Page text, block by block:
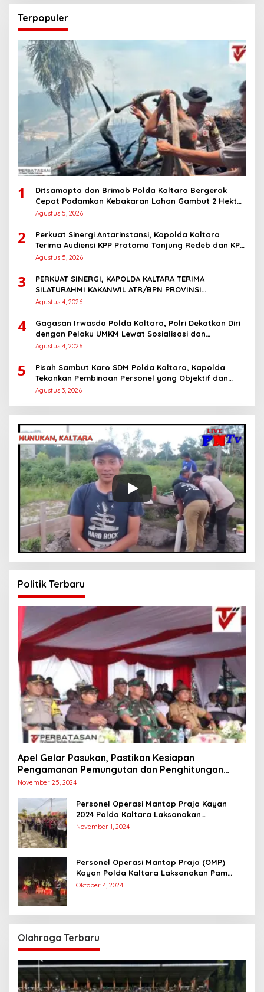
Terpopuler
1
Ditsamapta dan Brimob Polda Kaltara Bergerak
Cepat Padamkan Kebakaran Lahan Gambut 2 Hektar
di Bulungan
Agustus 5, 2026
2
Perkuat Sinergi Antarinstansi, Kapolda Kaltara
Terima Audiensi KPP Pratama Tanjung Redeb dan KPP
Pratama Tarakan
Agustus 5, 2026
3
PERKUAT SINERGI, KAPOLDA KALTARA TERIMA
SILATURAHMI KAKANWIL ATR/BPN PROVINSI
KALIMANTAN UTARA
Agustus 4, 2026
4
Gagasan Irwasda Polda Kaltara, Polri Dekatkan Diri
dengan Pelaku UMKM Lewat Sosialisasi dan
Workshop Digital Marketing
Agustus 4, 2026
5
Pisah Sambut Karo SDM Polda Kaltara, Kapolda
Tekankan Pembinaan Personel yang Objektif dan
Berkeadilan
Agustus 3, 2026
Politik Terbaru
Apel Gelar Pasukan, Pastikan Kesiapan
Pengamanan Pemungutan dan Penghitungan
Suara
November 25, 2024
Personel Operasi Mantap Praja Kayan
2024 Polda Kaltara Laksanakan
Pengamanan Simulasi Pemungutan dan
November 1, 2024
Personel Operasi Mantap Praja (OMP)
Kayan Polda Kaltara Laksanakan Pam
Kampanye Paslon Gubernur dan Wakil
Oktober 4, 2024
Olahraga Terbaru